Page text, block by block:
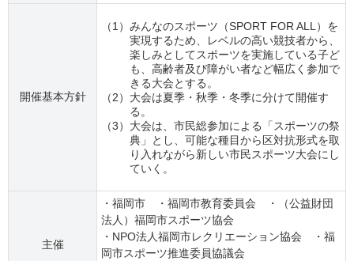
開催基本方針
（1） みんなのスポーツ（SPORT FOR ALL）を
実現するため、レベルの高い競技者から、
楽しみとしてスポーツを実施している子ど
も、高齢者及び障がい者など幅広く参加で
きる大会とする。
（2） 大会は夏季・秋季・冬季に分けて開催す
る。
（3） 大会は、市民総参加による「スポーツの祭
典」とし、可能な種目から区対抗形式を取
り入れながら新しい市民スポーツ大会にし
ていく。
主催
・福岡市 ・福岡市教育委員会 ・（公益財団
法人）福岡市スポーツ協会
・NPO法人福岡市レクリエーション協会 ・福
岡市スポーツ推進委員協議会